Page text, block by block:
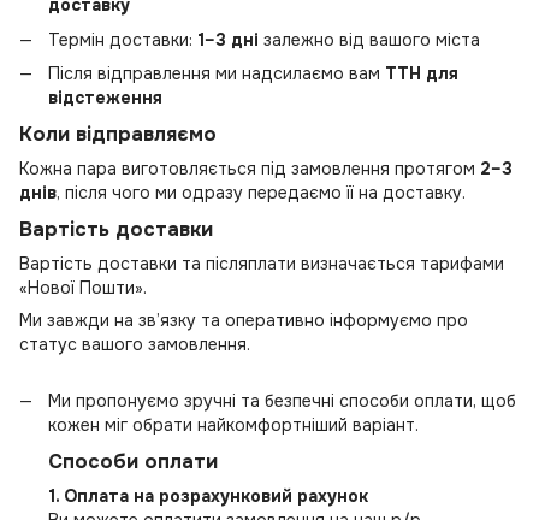
доставку
Термін доставки: 1–3 дні залежно від вашого міста
Після відправлення ми надсилаємо вам ТТН для
відстеження
Коли відправляємо
Кожна пара виготовляється під замовлення протягом 2–3
днів, після чого ми одразу передаємо її на доставку.
Вартість доставки
Вартість доставки та післяплати визначається тарифами
«Нової Пошти».
Ми завжди на зв’язку та оперативно інформуємо про
статус вашого замовлення.
Ми пропонуємо зручні та безпечні способи оплати, щоб
кожен міг обрати найкомфортніший варіант.
Способи оплати
1. Оплата на розрахунковий рахунок